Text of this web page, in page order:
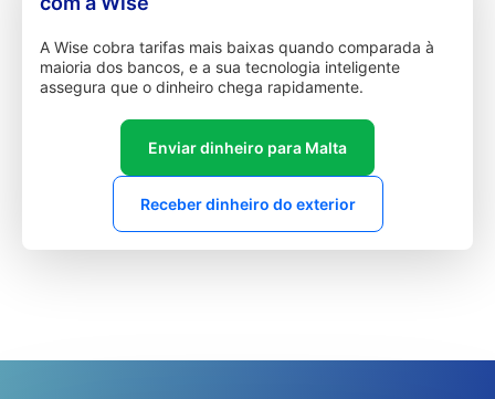
A Wise cobra tarifas mais baixas quando comparada à
maioria dos bancos, e a sua tecnologia inteligente
assegura que o dinheiro chega rapidamente.
Enviar dinheiro para Malta
Receber dinheiro do exterior